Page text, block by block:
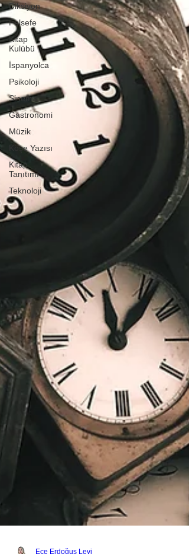
Diksiyon
Felsefe
Kitap
Kulübü
İspanyolca
Psikoloji
Sinema
Gastronomi
Müzik
Köşe Yazısı
Kitap
Tanıtımı
Teknoloji